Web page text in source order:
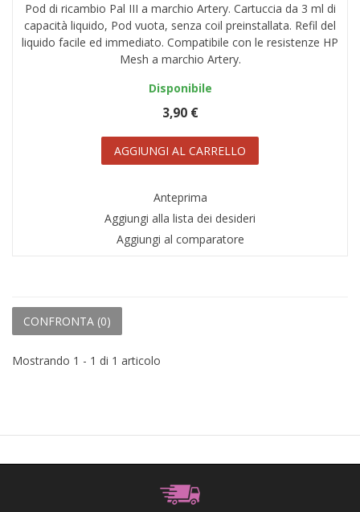
AREA RIVENDITORI
DICONO DI NOI
Pod di ricambio Pal III a marchio Artery. Cartuccia da 3 ml di
capacità liquido, Pod vuota, senza coil preinstallata. Refil del
liquido facile ed immediato. Compatibile con le resistenze HP
Mesh a marchio Artery.
Disponibile
3,90 €
AGGIUNGI AL CARRELLO
Anteprima
Aggiungi alla lista dei desideri
Aggiungi al comparatore
CONFRONTA (0)
Mostrando 1 - 1 di 1 articolo